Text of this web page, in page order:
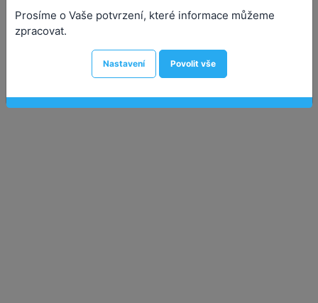
Prosíme o Vaše potvrzení, které informace můžeme
zpracovat.
Nastavení Povolit vše